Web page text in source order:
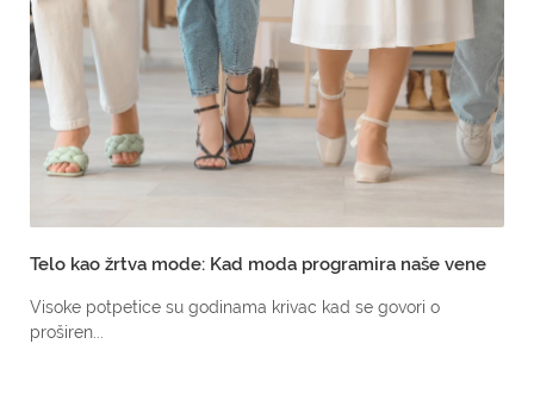
Telo kao žrtva mode: Kad moda programira naše vene
Visoke potpetice su godinama krivac kad se govori o
proširen...